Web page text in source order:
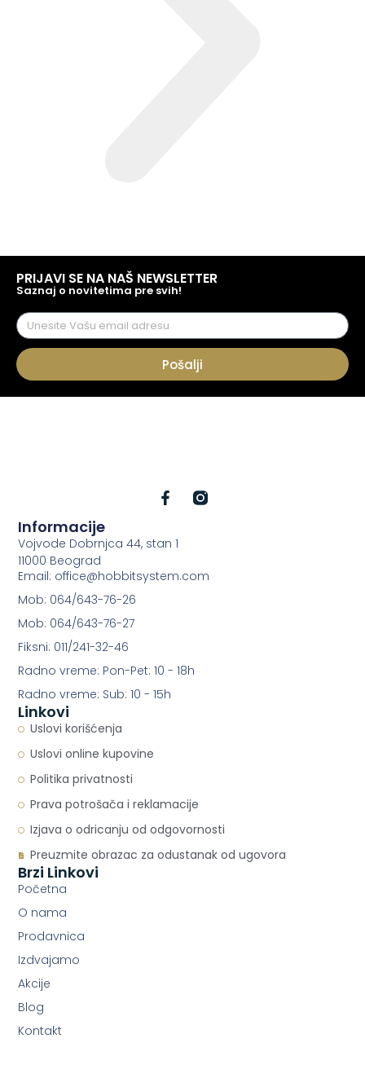
PRIJAVI SE NA NAŠ NEWSLETTER
Saznaj o novitetima pre svih!
Pošalji
Linkovi
Uslovi korišćenja
Uslovi online kupovine
Politika privatnosti
Prava potrošača i reklamacije
Izjava o odricanju od odgovornosti
Preuzmite obrazac za odustanak od ugovora
Brzi Linkovi
Početna
O nama
Prodavnica
Izdvajamo
Akcije
Blog
Kontakt
Informacije
Vojvode Dobrnjca 44, stan 1
11000 Beograd
Email: office@hobbitsystem.com
Mob: 064/643-76-26
Mob: 064/643-76-27
Fiksni: 011/241-32-46
Radno vreme: Pon-Pet: 10 - 18h
Radno vreme: Sub: 10 - 15h